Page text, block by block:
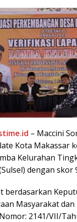
– Maccini
Kota Makassar
Kelurahan
dengan skor
berdasarkan
Masyarakat dan
2141/VII/